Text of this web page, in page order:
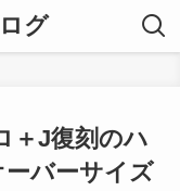
グ
＋J復刻のハ
バーサイズ